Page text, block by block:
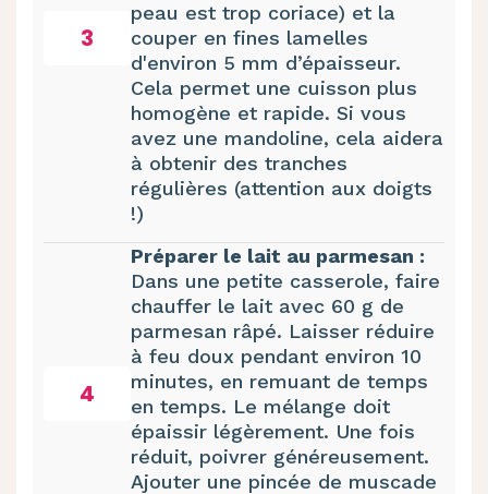
3
peau est trop coriace) et la
couper en fines lamelles
d'environ 5 mm d’épaisseur.
Cela permet une cuisson plus
homogène et rapide. Si vous
avez une mandoline, cela aidera
à obtenir des tranches
régulières (attention aux doigts
!)
4
Préparer le lait au parmesan :
Dans une petite casserole, faire
chauffer le lait avec 60 g de
parmesan râpé. Laisser réduire
à feu doux pendant environ 10
minutes, en remuant de temps
en temps. Le mélange doit
épaissir légèrement. Une fois
réduit, poivrer généreusement.
Ajouter une pincée de muscade